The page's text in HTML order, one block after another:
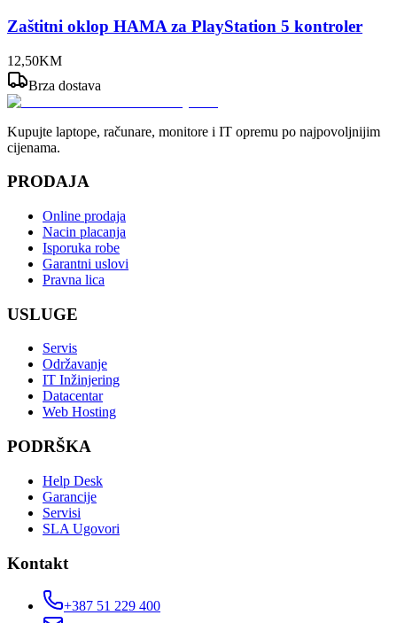
Zaštitni oklop HAMA za PlayStation 5 kontroler
12,50KM
Brza dostava
Kupujte laptope, računare, monitore i IT opremu po najpovoljnijim
cijenama.
PRODAJA
Online prodaja
Nacin placanja
Isporuka robe
Garantni uslovi
Pravna lica
USLUGE
Servis
Održavanje
IT Inžinjering
Datacentar
Web Hosting
PODRŠKA
Help Desk
Garancije
Servisi
SLA Ugovori
Kontakt
+387 51 229 400